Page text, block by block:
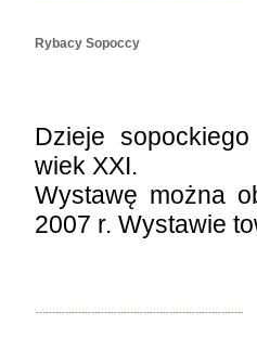
Rybacy Sopoccy
Dzieje
wiek XXI.
Wystawę można
2007 r. Wystawie